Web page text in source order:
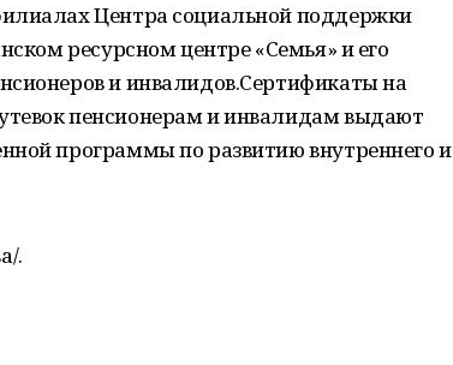
Центра социальной поддержки
ресурсном центре «Семья» и его
и инвалидов.Сертификаты на
пенсионерам и инвалидам выдают
программы по развитию внутреннего и
.